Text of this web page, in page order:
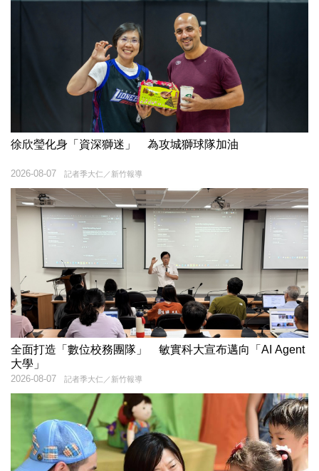
徐欣瑩化身「資深獅迷」 為攻城獅球隊加油
記者季大仁／新竹報導
2026-08-07
全面打造「數位校務團隊」 敏實科大宣布邁向「AI Agent
大學」
記者季大仁／新竹報導
2026-08-07